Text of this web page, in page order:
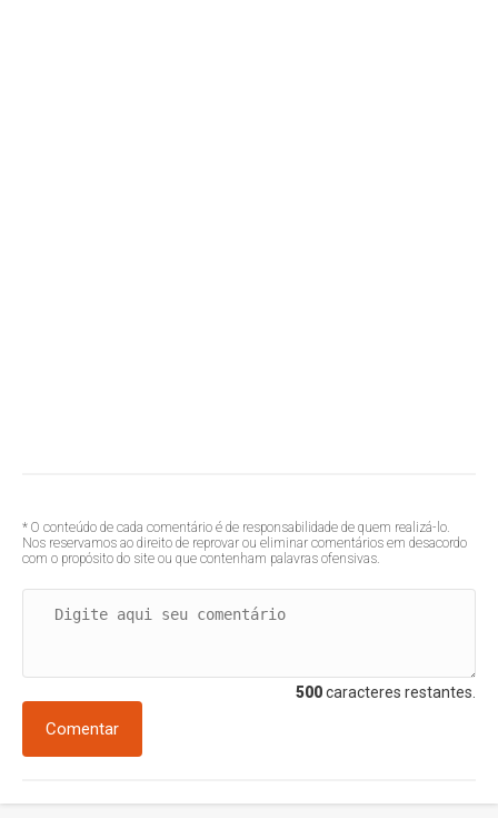
* O conteúdo de cada comentário é de responsabilidade de quem realizá-lo.
Nos reservamos ao direito de reprovar ou eliminar comentários em desacordo
com o propósito do site ou que contenham palavras ofensivas.
500caracteres restantes.
Comentar